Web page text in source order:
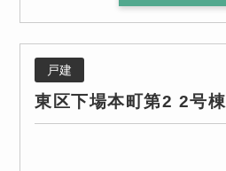
戸建
東区下場本町第2 2号棟